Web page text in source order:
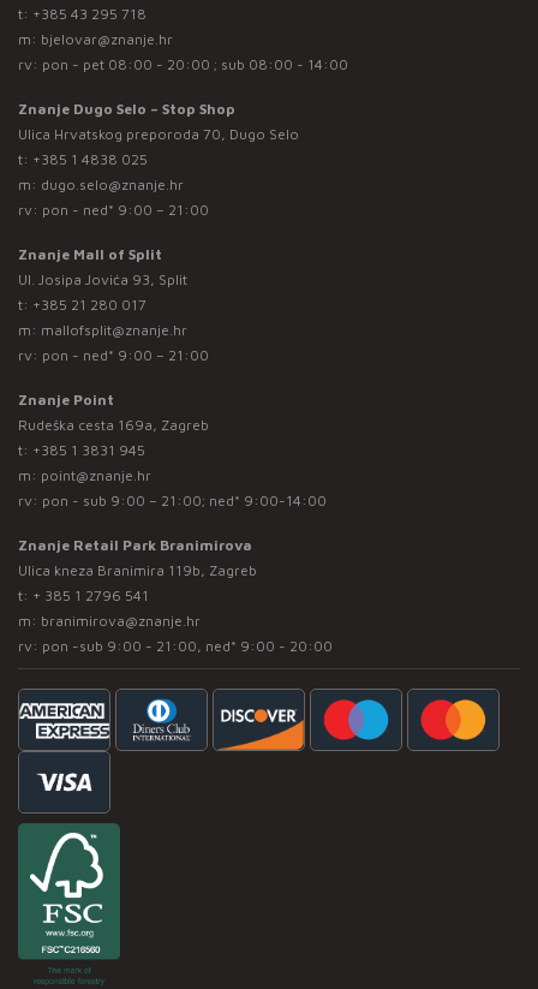
t: +385 43 295 718
m: bjelovar@znanje.hr
rv: pon - pet 08:00 - 20:00 ; sub 08:00 - 14:00
Znanje Dugo Selo – Stop Shop
Ulica Hrvatskog preporoda 70, Dugo Selo
t: +385 1 4838 025
m: dugo.selo@znanje.hr
rv: pon - ned* 9:00 – 21:00
Znanje Mall of Split
Ul. Josipa Jovića 93, Split
t: +385 21 280 017
m: mallofsplit@znanje.hr
rv: pon - ned* 9:00 – 21:00
Znanje Point
Rudeška cesta 169a, Zagreb
t: +385 1 3831 945
m: point@znanje.hr
rv: pon - sub 9:00 – 21:00; ned* 9:00-14:00
Znanje Retail Park Branimirova
Ulica kneza Branimira 119b, Zagreb
t: + 385 1 2796 541
m: branimirova@znanje.hr
rv: pon -sub 9:00 - 21:00, ned* 9:00 - 20:00